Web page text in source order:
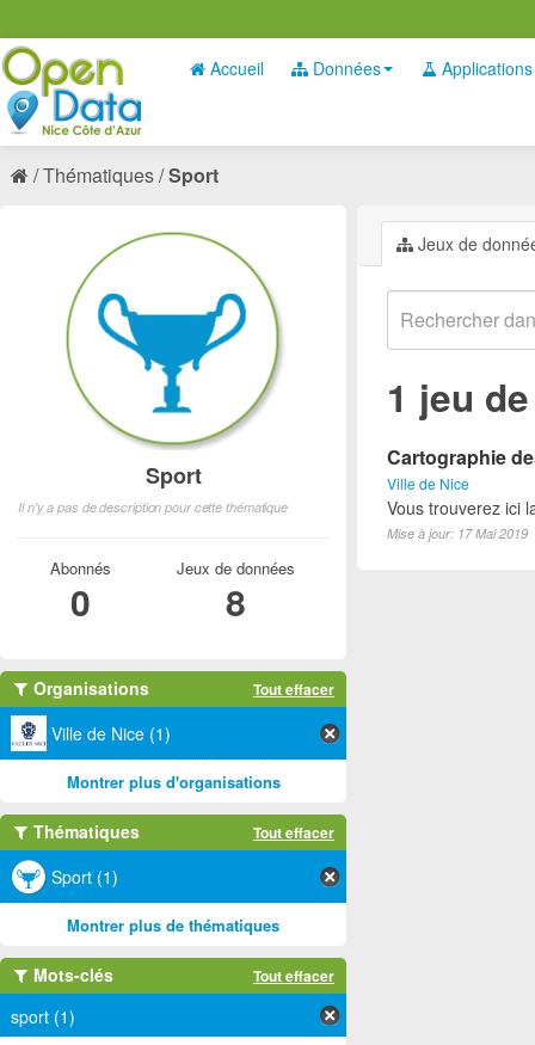
Accueil Données Applications
Thématiques Sport
Jeux de
1 jeu
Cartographie
Ville de Nice
Vous trouverez ici
Mise à jour: 17 Mai 2019
Sport
Il n'y a pas de description pour cette thématique
Abonnés
0
Jeux de données
8
Organisations Tout effacer
Ville de Nice (1)
Montrer plus d'organisations
Thématiques Tout effacer
Sport (1)
Montrer plus de thématiques
Mots-clés Tout effacer
sport (1)